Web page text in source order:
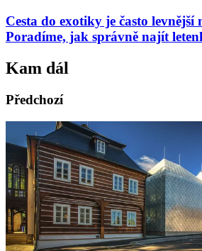
Cesta do exotiky je často levnější
Poradíme, jak správně najít
Kam dál
Předchozí